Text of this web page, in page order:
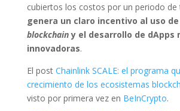
cubiertos los costos por un periodo de
genera un claro incentivo al uso
blockchainy el desarrollo de dApps
innovadoras.
El post Chainlink SCALE: el programa
crecimiento de los ecosistemas
visto por primera vez en BeInCrypto.